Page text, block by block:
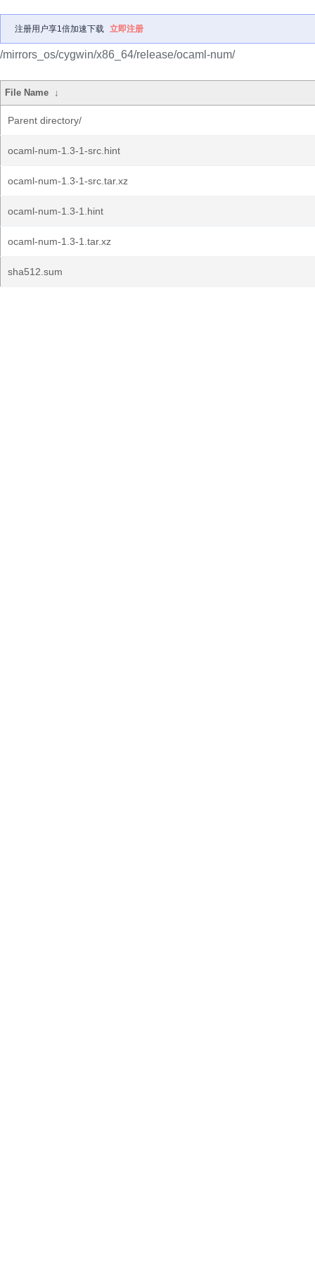
注册用户享1倍加速下载 立即注册
/mirrors_os/cygwin/x86_64/release/ocaml-num/
File Name ↓
Parent directory/
ocaml-num-1.3-1-src.hint
ocaml-num-1.3-1-src.tar.xz
ocaml-num-1.3-1.hint
ocaml-num-1.3-1.tar.xz
sha512.sum